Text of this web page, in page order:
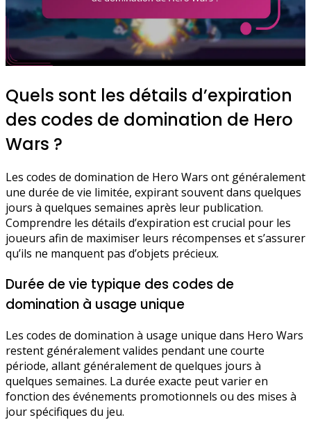
Quels sont les détails d’expiration
des codes de domination de Hero
Wars ?
Les codes de domination de Hero Wars ont généralement
une durée de vie limitée, expirant souvent dans quelques
jours à quelques semaines après leur publication.
Comprendre les détails d’expiration est crucial pour les
joueurs afin de maximiser leurs récompenses et s’assurer
qu’ils ne manquent pas d’objets précieux.
Durée de vie typique des codes de
domination à usage unique
Les codes de domination à usage unique dans Hero Wars
restent généralement valides pendant une courte
période, allant généralement de quelques jours à
quelques semaines. La durée exacte peut varier en
fonction des événements promotionnels ou des mises à
jour spécifiques du jeu.